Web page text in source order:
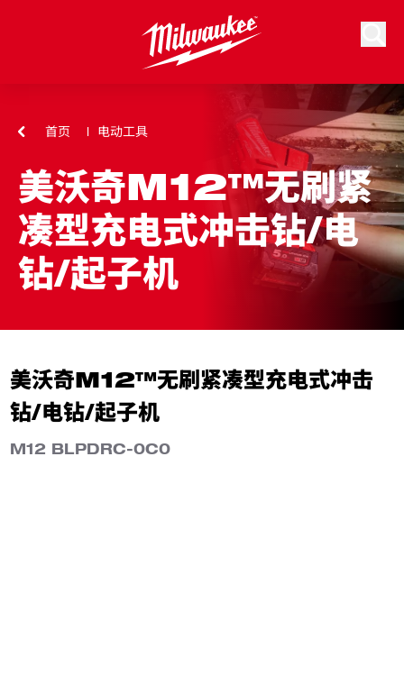
首页 电动工具
美沃奇M12™无刷紧
凑型充电式冲击钻/电
钻/起子机
美沃奇M12™无刷紧凑型充电式冲击
钻/电钻/起子机
M12 BLPDRC-0C0